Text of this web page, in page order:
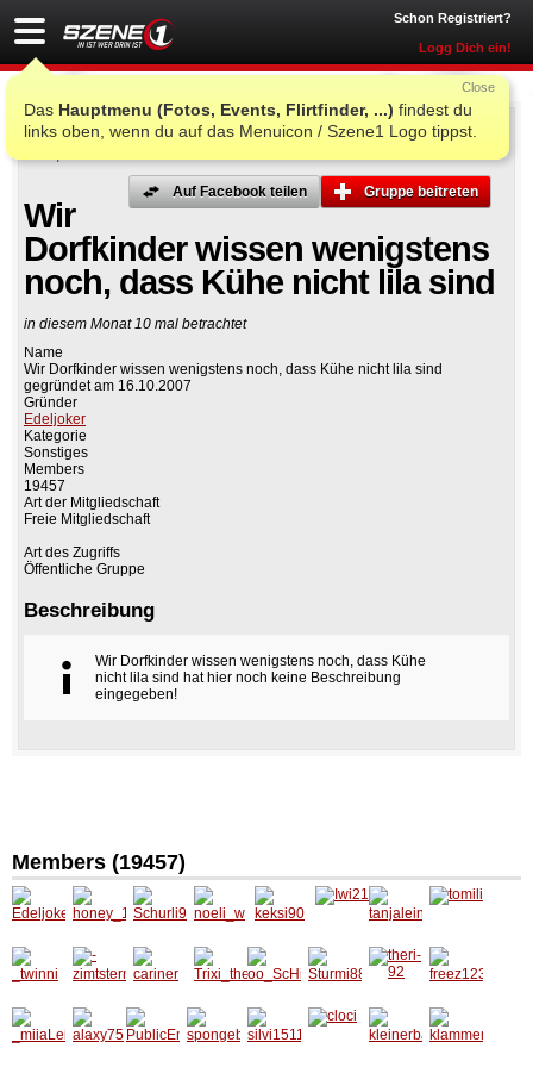
Schon Registriert?
Logg Dich ein!
Das Hauptmenu (Fotos, Events, Flirtfinder, ...) findest du
links oben, wenn du auf das Menuicon / Szene1 Logo tippst.
Close
Gruppe beitreten
Auf Facebook teilen
Wir
Dorfkinder wissen wenigstens
noch, dass Kühe nicht lila sind
in diesem Monat 10 mal betrachtet
Name
Wir Dorfkinder wissen wenigstens noch, dass Kühe nicht lila sind
gegründet am 16.10.2007
Gründer
Edeljoker
Kategorie
Sonstiges
Members
19457
Art der Mitgliedschaft
Freie Mitgliedschaft
Art des Zugriffs
Öffentliche Gruppe
Beschreibung
Wir Dorfkinder wissen wenigstens noch, dass Kühe
nicht lila sind hat hier noch keine Beschreibung
eingegeben!
Members (19457)
Edeljok
er
honey_
15
Schurli
99
noeli_w keksi90 Iwi21
tanjalei
n
tomili
_twinni
-
zimtste
rn-
cariner
Trixi_th
e_only_
one
oo_ScH
iZaNdR
a_oo
Sturmi8
8
theri-92
freez12
3